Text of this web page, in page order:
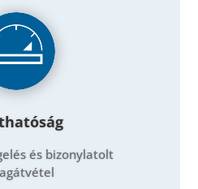
és bizonylatolt